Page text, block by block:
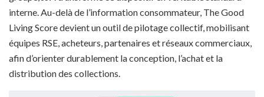
interne. Au-delà de l’information consommateur, The Good
Living Score devient un outil de pilotage collectif, mobilisant
équipes RSE, acheteurs, partenaires et réseaux commerciaux,
afin d’orienter durablement la conception, l’achat et la
distribution des collections.